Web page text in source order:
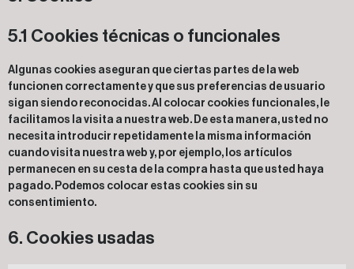
5.1 Cookies técnicas o funcionales
Algunas cookies aseguran que ciertas partes de la web
funcionen correctamente y que sus preferencias de usuario
sigan siendo reconocidas. Al colocar cookies funcionales, le
facilitamos la visita a nuestra web. De esta manera, usted no
necesita introducir repetidamente la misma información
cuando visita nuestra web y, por ejemplo, los artículos
permanecen en su cesta de la compra hasta que usted haya
pagado. Podemos colocar estas cookies sin su
consentimiento.
6. Cookies usadas